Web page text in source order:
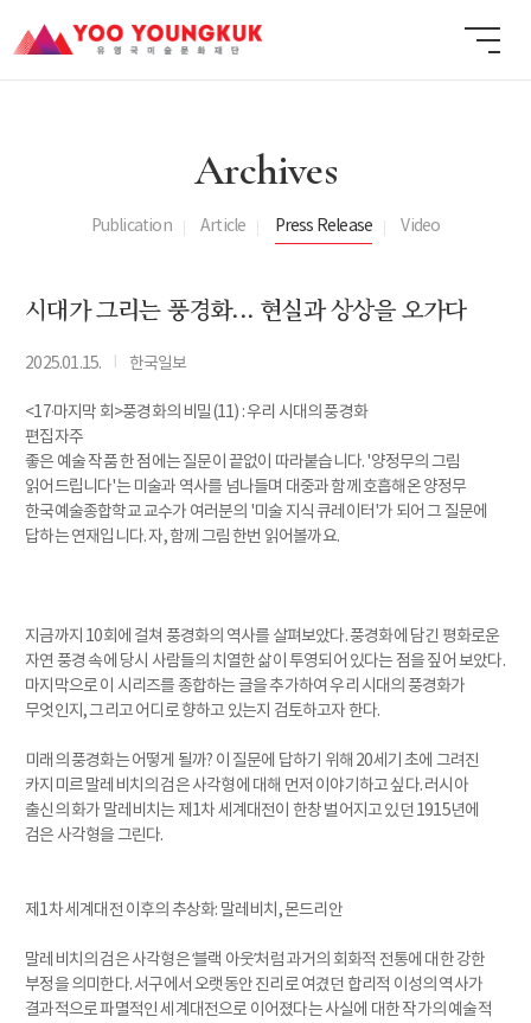
Archives
Publication Article Press Release Video
시대가 그리는 풍경화... 현실과 상상을 오가다
2025.01.15. 한국일보
<17·마지막 회>풍경화의 비밀(11) : 우리 시대의 풍경화
편집자주
좋은 예술 작품 한 점에는 질문이 끝없이 따라붙습니다. '양정무의 그림
읽어드립니다'는 미술과 역사를 넘나들며 대중과 함께 호흡해온 양정무
한국예술종합학교 교수가 여러분의 '미술 지식 큐레이터'가 되어 그 질문에
답하는 연재입니다. 자, 함께 그림 한번 읽어볼까요.
지금까지 10회에 걸쳐 풍경화의 역사를 살펴보았다. 풍경화에 담긴 평화로운
자연 풍경 속에 당시 사람들의 치열한 삶이 투영되어 있다는 점을 짚어 보았다.
마지막으로 이 시리즈를 종합하는 글을 추가하여 우리 시대의 풍경화가
무엇인지, 그리고 어디로 향하고 있는지 검토하고자 한다.
미래의 풍경화는 어떻게 될까? 이 질문에 답하기 위해 20세기 초에 그려진
카지미르 말레비치의 검은 사각형에 대해 먼저 이야기하고 싶다. 러시아
출신의 화가 말레비치는 제1차 세계대전이 한창 벌어지고 있던 1915년에
검은 사각형을 그린다.
제1차 세계대전 이후의 추상화: 말레비치, 몬드리안
말레비치의 검은 사각형은 ‘블랙 아웃’처럼 과거의 회화적 전통에 대한 강한
부정을 의미한다. 서구에서 오랫동안 진리로 여겼던 합리적 이성의 역사가
결과적으로 파멸적인 세계대전으로 이어졌다는 사실에 대한 작가의 예술적